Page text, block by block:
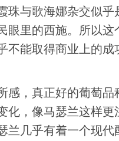
珠与歌海娜杂交似
眼里的西施。所以
能取得商业上的成
感，真正好的葡萄品
化，像马瑟兰这样更
兰几乎有着一个现